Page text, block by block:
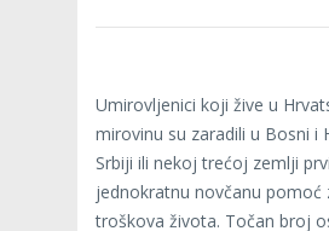
Umirovljenici koji žive u
mirovinu su zaradili u Bosni i
Srbiji ili nekoj trećoj zemlji
jednokratnu novčanu pomoć
troškova života. Točan broj